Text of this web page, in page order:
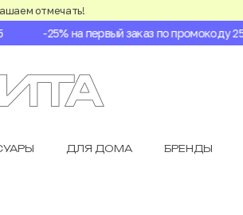
отмечать!
-25% на первый заказ по промокоду 2525
ДЛЯ ДОМА БРЕНДЫ